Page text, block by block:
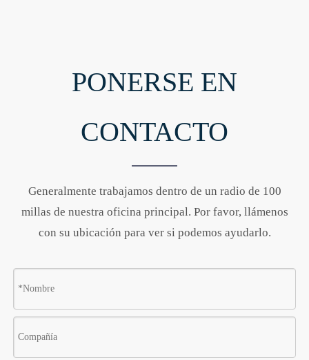
PONERSE EN
CONTACTO
Generalmente trabajamos dentro de un radio de 100
millas de nuestra oficina principal. Por favor, llámenos
con su ubicación para ver si podemos ayudarlo.